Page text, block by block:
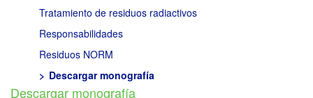
Tratamiento de residuos radiactivos
Responsabilidades
Residuos NORM
Descargar monografía
Descargar monografía